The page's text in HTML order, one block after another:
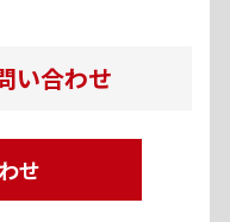
い合わせ
せ